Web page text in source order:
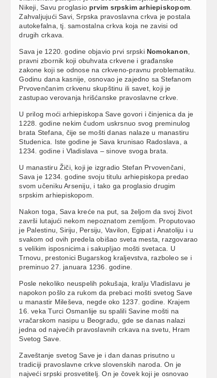
Nikeji, Savu proglasio prvim srpskim arhiepiskopom.
Zahvaljujući Savi, Srpska pravoslavna crkva je postala
autokefalna, tj. samostalna crkva koja ne zavisi od
drugih crkava.
Sava je 1220. godine objavio prvi srpski Nomokanon
pravni zbornik koji obuhvata crkvene i građanske
zakone koji se odnose na crkveno-pravnu problematiku.
Godinu dana kasnije, osnovao je zajedno sa Stefanom
Prvovenčanim crkvenu skupštinu ili savet, koji je
zastupao verovanja hrišćanske pravoslavne crkve.
U prilog moći arhiepiskopa Save govori i činjenica da je
1228. godine nekim čudom uskrsnuo svog preminulog
brata Stefana, čije se mošti danas nalaze u manastiru
Studenica. Iste godine je Sava krunisao Radoslava, a
1234. godine i Vladislava – sinove svoga brata.
U manastiru Žiči, koji je izgradio Stefan Prvovenčani,
Sava je 1234. godine svoju titulu arhiepiskopa predao
svom učeniku Arseniju, i tako ga proglasio drugim
srpskim arhiepiskopom.
Nakon toga, Sava kreće na put, sa željom da svoj život
završi lutajući nekom nepoznatom zemljom. Proputovao
je Palestinu, Siriju, Persiju, Vavilon, Egipat i Anatoliju i u
svakom od ovih predela obišao sveta mesta, razgovarao
s velikim isposnicima i sakupljao mošti svetaca. U
Trnovu, prestonici Bugarskog kraljevstva, razboleo se i
preminuo 27. januara 1236. godine.
Posle nekoliko neuspelih pokušaja, kralju Vladislavu je
napokon pošlo za rukom da prebaci mošti svetog Save
u manastir Mileševa, negde oko 1237. godine. Krajem
16. veka Turci Osmanlije su spalili Savine mošti na
vračarskom nasipu u Beogradu, gde se danas nalazi
jedna od najvećih pravoslavnih crkava na svetu, Hram
Svetog Save.
Zaveštanje svetog Save je i dan danas prisutno u
tradiciji pravoslavne crkve slovenskih naroda. On je
najveći srpski prosvetitelj. On je čovek koji je osnovao